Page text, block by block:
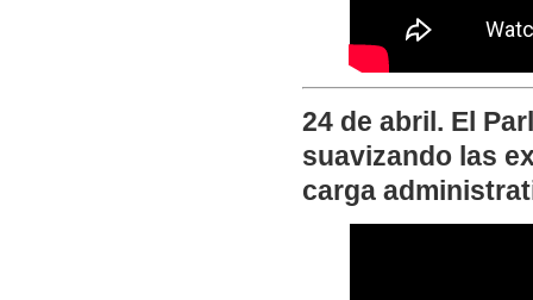
24 de abril. El
suavizando las
carga